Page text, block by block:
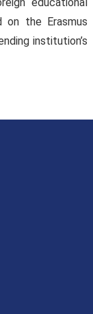
the Erasmus
institution’s